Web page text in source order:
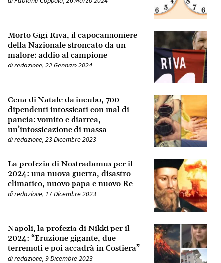
Morto Gigi Riva, il capocannoniere
della Nazionale stroncato da un
malore: addio al campione
diredazione, 22 Gennaio 2024
Cena di Natale da incubo, 700
dipendenti intossicati con mal di
pancia: vomito e diarrea,
un’intossicazione di massa
diredazione, 23 Dicembre 2023
La profezia di Nostradamus per il
2024: una nuova guerra, disastro
climatico, nuovo papa e nuovo Re
diredazione, 17 Dicembre 2023
Napoli, la profezia di Nikki per il
2024: “Eruzione gigante, due
terremoti e poi accadrà in Costiera”
diredazione, 9 Dicembre 2023